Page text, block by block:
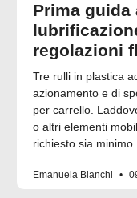
Prima guida
regolazioni
Tre rulli in plastica
azionamento e di
per carrello.
o altri elementi
richiesto sia minimo
Emanuela Bianchi